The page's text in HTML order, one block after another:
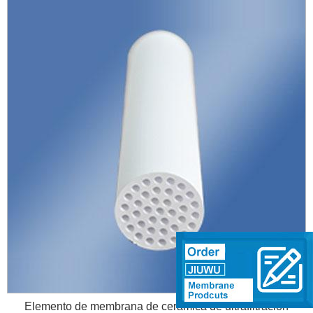
Elemento de membrana de cerámica de ultrafiltración